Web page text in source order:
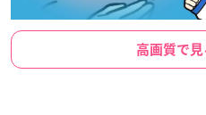
高画質で